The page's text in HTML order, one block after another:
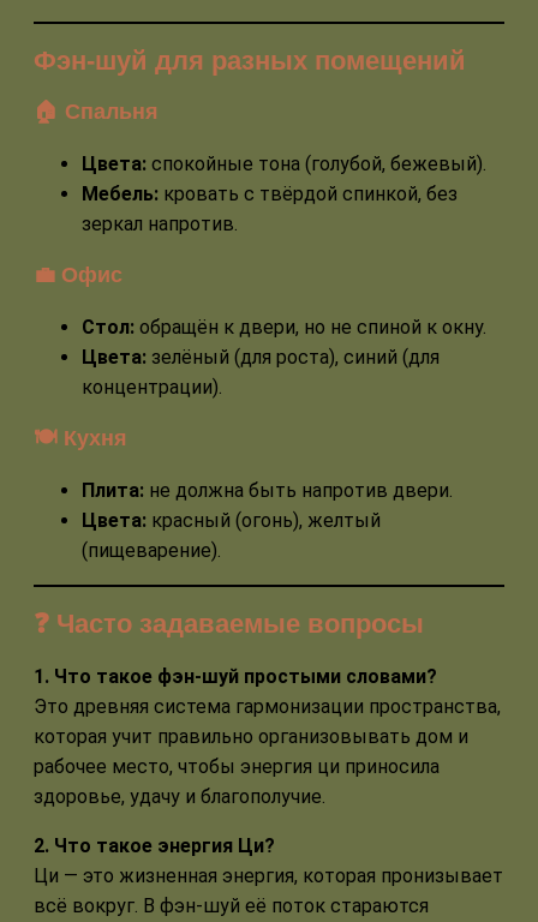
Фэн-шуй для разных помещений
🏠 Спальня
Цвета: спокойные тона (голубой, бежевый).
Мебель: кровать с твёрдой спинкой, без
зеркал напротив.
💼 Офис
Стол: обращён к двери, но не спиной к окну.
Цвета: зелёный (для роста), синий (для
концентрации).
🍽 Кухня
Плита: не должна быть напротив двери.
Цвета: красный (огонь), желтый
(пищеварение).
❓ Часто задаваемые вопросы
1. Что такое фэн-шуй простыми словами?
Это древняя система гармонизации пространства,
которая учит правильно организовывать дом и
рабочее место, чтобы энергия ци приносила
здоровье, удачу и благополучие.
2. Что такое энергия Ци?
Ци — это жизненная энергия, которая пронизывает
всё вокруг. В фэн-шуй её поток стараются